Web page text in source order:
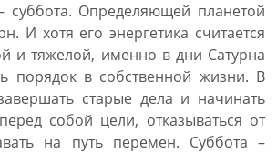
суббота. Определяющей планетой
И хотя его энергетика считается
и тяжелой, именно в дни Сатурна
порядок в собственной жизни. В
старые дела и начинать
собой цели, отказываться от
на путь перемен. Суббота –